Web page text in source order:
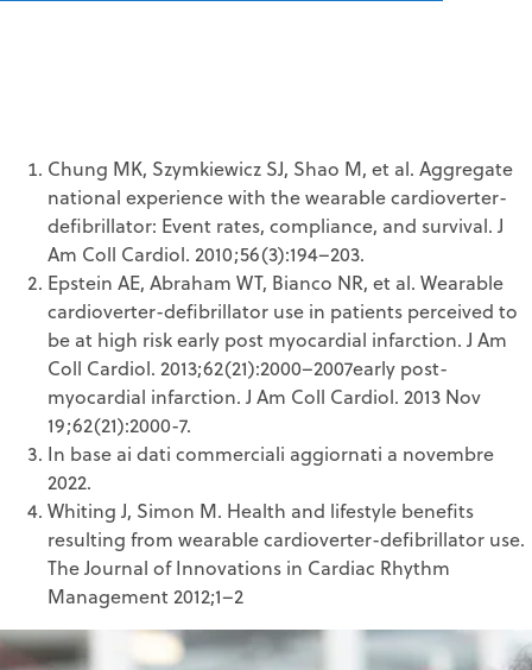
Chung MK, Szymkiewicz SJ, Shao M, et al. Aggregate
national experience with the wearable cardioverter-
defibrillator: Event rates, compliance, and survival. J
Am Coll Cardiol. 2010;56(3):194–203.
Epstein AE, Abraham WT, Bianco NR, et al. Wearable
cardioverter-defibrillator use in patients perceived to
be at high risk early post myocardial infarction. J Am
Coll Cardiol. 2013;62(21):2000–2007early post-
myocardial infarction. J Am Coll Cardiol. 2013 Nov
19;62(21):2000-7.
In base ai dati commerciali aggiornati a novembre
2022.
Whiting J, Simon M. Health and lifestyle benefits
resulting from wearable cardioverter-defibrillator use.
The Journal of Innovations in Cardiac Rhythm
Management 2012;1–2